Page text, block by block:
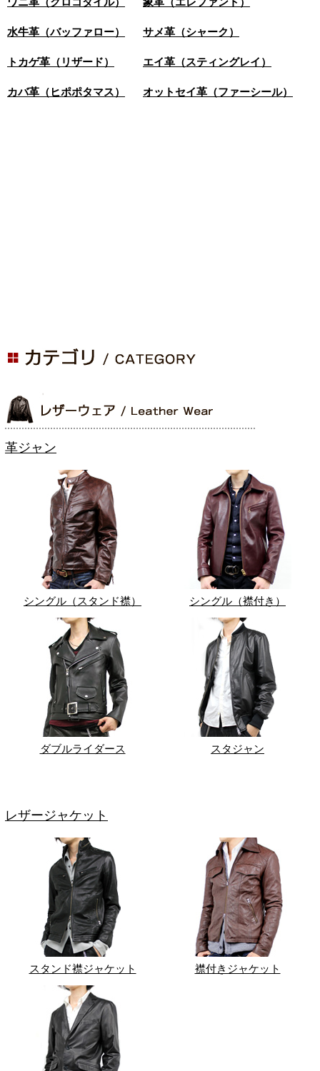
革ジャン
シングル（スタンド襟） シングル（襟付き）
ダブルライダース スタジャン
レザージャケット
スタンド襟ジャケット 襟付きジャケット